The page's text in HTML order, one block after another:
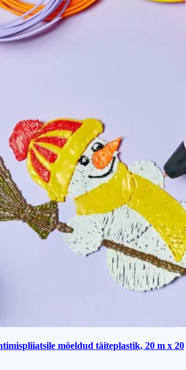
mõeldud täiteplastik, 20 m x 20